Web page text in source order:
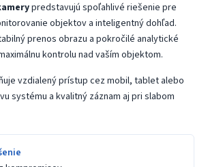
predstavujú spoľahlivé riešenie pre
objektov a inteligentný dohľad.
prenos obrazu a pokročilé analytické
kontrolu nad vaším objektom.
vzdialený prístup cez mobil, tablet alebo
systému a kvalitný záznam aj pri slabom